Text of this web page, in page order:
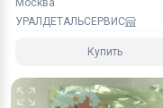
Москва
УРАЛДЕТАЛЬСЕРВИС
Купить